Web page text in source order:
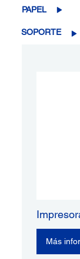
PAPEL
SOPORTE
Más